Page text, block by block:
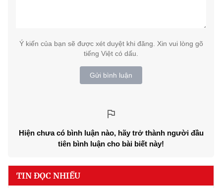
Ý kiến của bạn sẽ được xét duyệt khi đăng. Xin vui lòng gõ
tiếng Việt có dấu.
Gửi bình luận
Hiện chưa có bình luận nào, hãy trở thành người đầu
tiên bình luận cho bài biết này!
TIN ĐỌC NHIỀU